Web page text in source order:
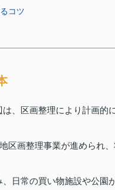
コツ
、区画整理により計画的
区画整理事業が進められ
日常の買い物施設や公園